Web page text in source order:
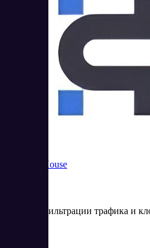
Cloaking.House
Система фильтрации трафика и